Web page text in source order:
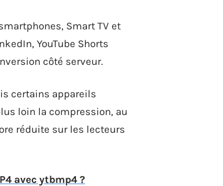
Smart TV et
YouTube Shorts
côté serveur.
certains appareils
loin la compression, au
réduite sur les lecteurs
avec ytbmp4 ?